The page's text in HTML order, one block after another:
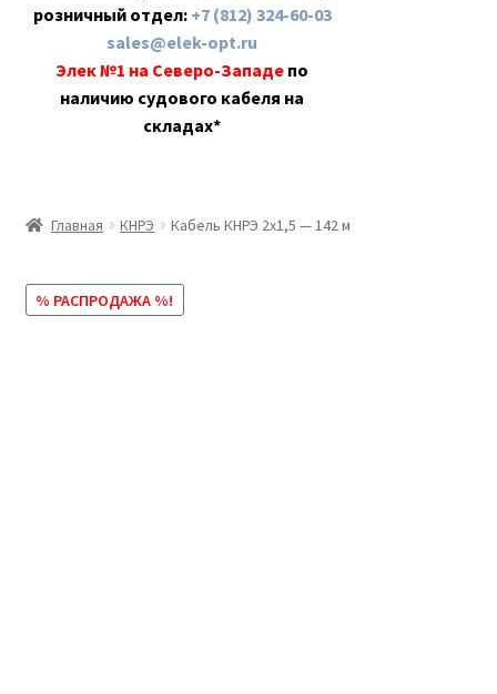
розничный отдел: +7 (812) 324-60-03
sales@elek-opt.ru
Элек №1 на Северо-Западе по
наличию судового кабеля на
складах*
Контакты
Главная КНРЭ Кабель КНРЭ 2х1,5 — 142 м
% РАСПРОДАЖА %!